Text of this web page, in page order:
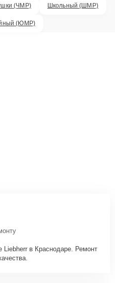
(ЧМР) Школьный (ШМР)
(ЮМР)
Liebherr в Краснодаре. Ремонт